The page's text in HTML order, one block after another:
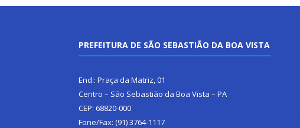
PREFEITURA DE SÃO SEBASTIÃO DA BOA VISTA
End.: Praça da Matriz, 01
Centro – São Sebastião da Boa Vista – PA
CEP: 68820-000
Fone/Fax: (91) 3764-1117